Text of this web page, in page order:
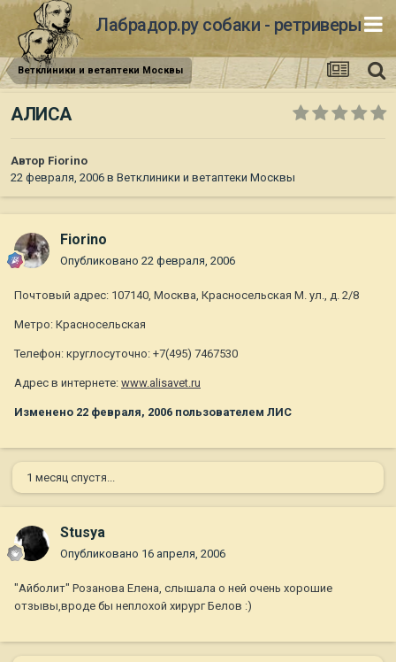
Лабрадор.ру собаки - ретриверы
Ветклиники и ветаптеки Москвы
АЛИСА
Автор Fiorino
22 февраля, 2006 в Ветклиники и ветаптеки Москвы
Fiorino
Опубликовано 22 февраля, 2006
Почтовый адрес: 107140, Москва, Красносельская М. ул., д. 2/8
Метро: Красносельская
Телефон: круглосуточно: +7(495) 7467530
Адрес в интернете: www.alisavet.ru
Изменено 22 февраля, 2006 пользователем ЛИС
1 месяц спустя...
Stusya
Опубликовано 16 апреля, 2006
"Айболит" Розанова Елена, слышала о ней очень хорошие
отзывы,вроде бы неплохой хирург Белов :)